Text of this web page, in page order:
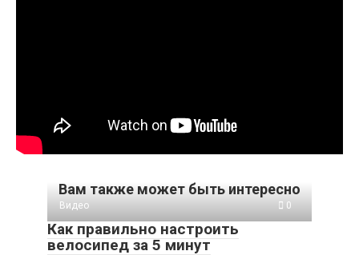
Вам также может быть интересно
Видео 0
Как правильно настроить
велосипед за 5 минут